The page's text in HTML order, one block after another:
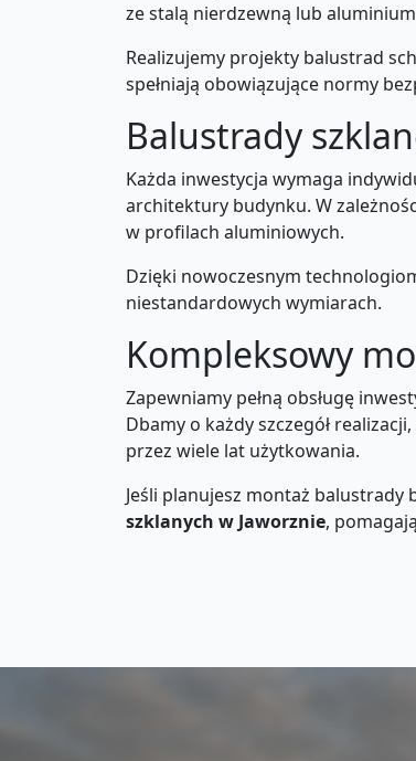
ze stalą nierdzewną lub
Realizujemy projekty balustrad
spełniają obowiązujące normy
Balustrady
Każda inwestycja wymaga
architektury budynku. W
w profilach aluminiowych.
Dzięki nowoczesnym
niestandardowych wymiarach.
Kompleksowy
Zapewniamy pełną obsługę
Dbamy o każdy szczegół
przez wiele lat użytkowania.
Jeśli planujesz montaż
szklanych w Jaworznie,